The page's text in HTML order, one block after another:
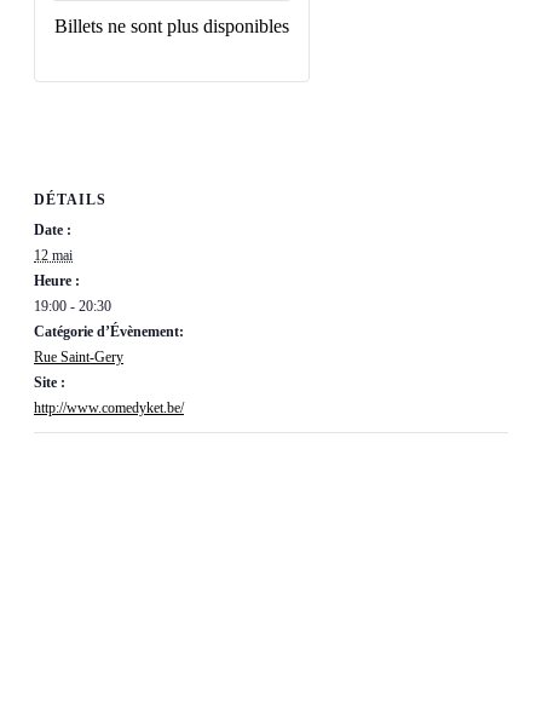
DÉTAILS
Date :
12 mai
Heure :
19:00 - 20:30
Catégorie d’Évènement:
Rue Saint-Gery
Site :
http://www.comedyket.be/
Billets ne sont plus disponibles